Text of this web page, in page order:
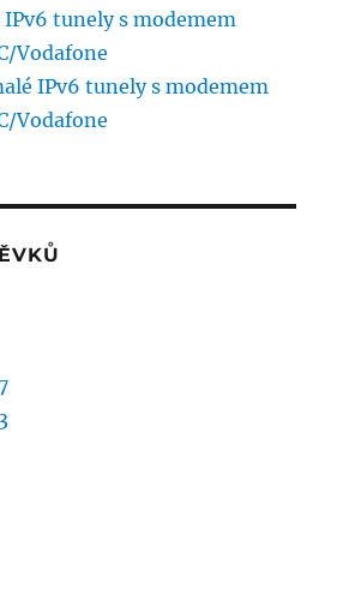
IPv6 tunely s modemem
Vodafone
IPv6 tunely s modemem
Vodafone